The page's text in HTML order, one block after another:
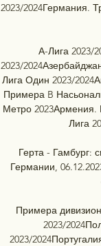
2023/2024Германия.
А-Лига 2023/
2023/
Лига Один 2023/
Примера B
Метро 2023Армения.
Лига
Герта - Гамбург:
Германии,
Примера
2023/
2023/